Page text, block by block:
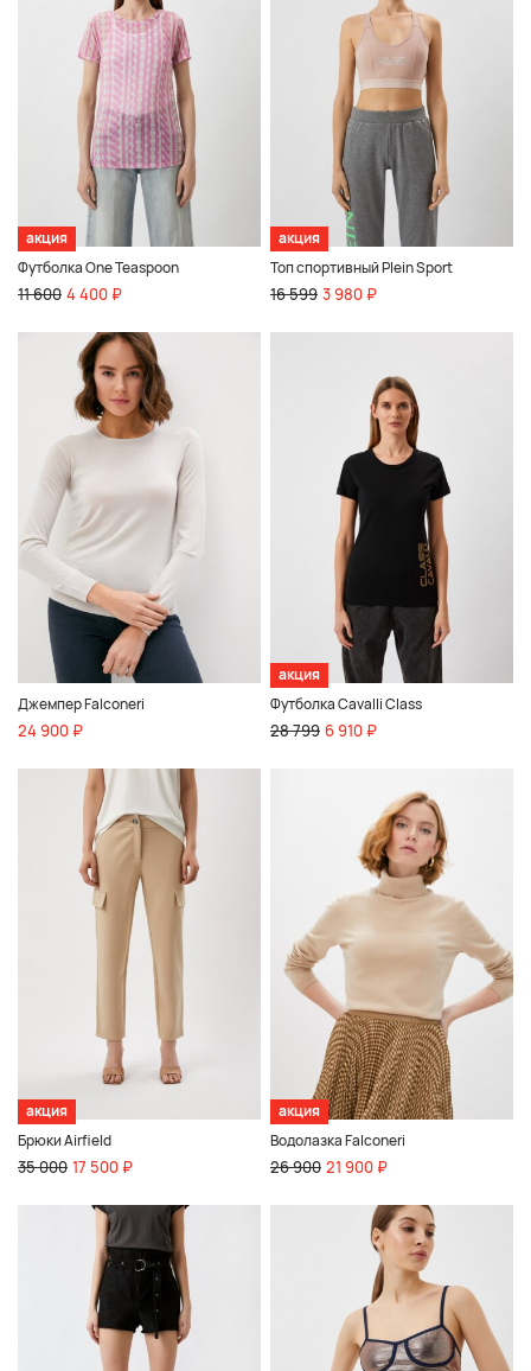
акция
Футболка One Teaspoon
11 600 4 400 ₽
акция
Топ спортивный Plein Sport
16 599 3 980 ₽
Джемпер Falconeri
24 900 ₽
акция
Футболка Cavalli Class
28 799 6 910 ₽
акция
Брюки Airfield
35 000 17 500 ₽
акция
Водолазка Falconeri
26 900 21 900 ₽